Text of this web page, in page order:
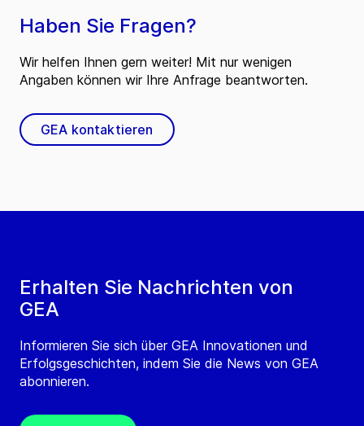
Erhalten Sie Nachrichten von
GEA
Informieren Sie sich über GEA Innovationen und
Erfolgsgeschichten, indem Sie die News von GEA
abonnieren.
Haben Sie Fragen?
Wir helfen Ihnen gern weiter! Mit nur wenigen
Angaben können wir Ihre Anfrage beantworten.
GEA kontaktieren